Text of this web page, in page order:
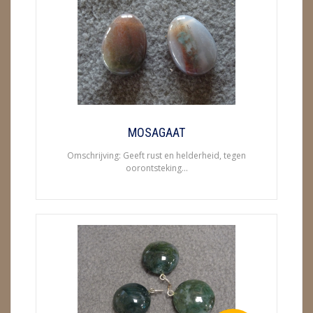
FENG SHUI
GEODE 'S / STANDAARDS
MOSAGAAT
Omschrijving: Geeft rust en helderheid, tegen
oorontsteking...